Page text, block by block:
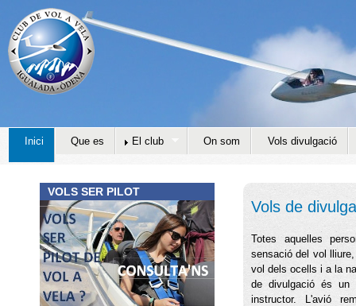
Vols de
Totes aquelles
sensació del vol
vol dels ocells i a la
de divulgació és un
instructor. L'avió
Cursos pilot
1ª OPCIÓ: Vols
Paquet de 10 vols
2ª OPCIÓ:
Inici Que es El club On som Vols divulgació
VOLS SER PILOT